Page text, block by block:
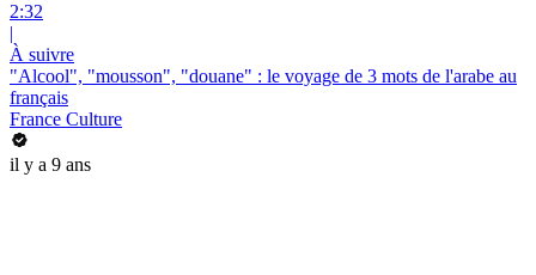
2:32
|
À suivre
"Alcool", "mousson", "douane" : le voyage de 3 mots de l'arabe au
français
France Culture
il y a 9 ans